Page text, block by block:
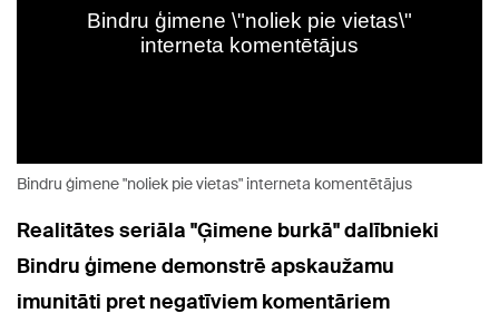
Bindru ģimene "noliek pie vietas" interneta komentētājus
Realitātes seriāla "Ģimene burkā" dalībnieki
Bindru ģimene demonstrē apskaužamu
imunitāti pret negatīviem komentāriem